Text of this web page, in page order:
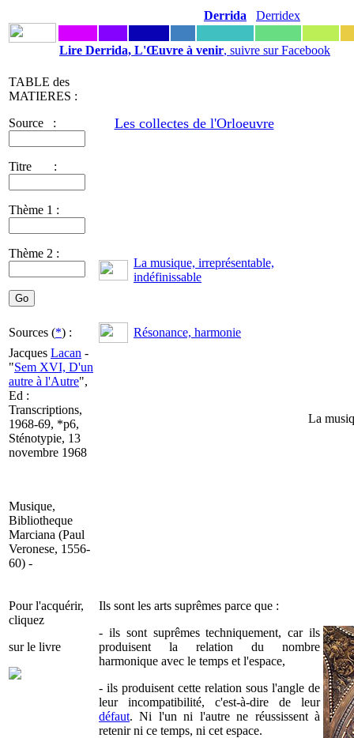
Derrida Derridex
Lire Derrida, L'Œuvre à venir, suivre sur Facebook
TABLE des
MATIERES :
Source :
Titre :
Thème 1 :
Thème 2 :
Les collectes de l'Orloeuvre
La musique, irreprésentable,
indéfinissable
Sources (*) :
Résonance, harmonie
Jacques Lacan -
"Sem XVI, D'un
autre à l'Autre",
Ed :
Transcriptions,
1968-69, *p6,
Sténotypie, 13
novembre 1968
Musique,
Bibliotheque
Marciana (Paul
Veronese, 1556-
60) -
La
Pour l'acquérir,
cliquez
sur le livre
Ils sont les arts suprêmes parce que :
- ils sont suprêmes techniquement, car ils
produisent la relation du nombre
harmonique avec le temps et l'espace,
- ils produisent cette relation sous l'angle de
leur incompatibilité, c'est-à-dire de leur
défaut. Ni l'un ni l'autre ne réussissent à
retenir ni ce temps, ni cet espace.